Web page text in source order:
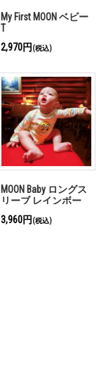
My First MOON ベビー
T
2,970円 (税込)
MOON Baby ロングス
リーブ レインボー
ボディスーツ
3,960円 (税込)